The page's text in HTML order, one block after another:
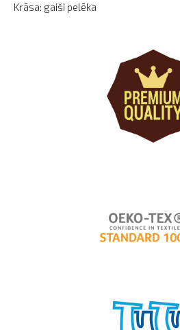
Krāsa: gaiši pelēka